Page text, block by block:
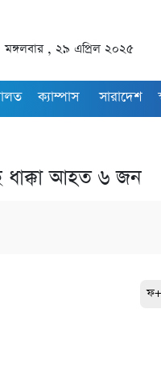
মঙ্গলবার , ২৯ এপ্রিল ২০২৫
ক্যাম্পাস সারাদেশ
ধাক্কা আহত ৬ জন
ফ+